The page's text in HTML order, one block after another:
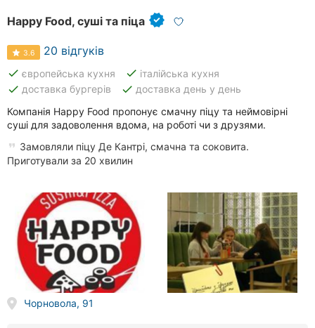
Happy Food, суші та піца
3.6 20 відгуків
done європейська кухня done італійська кухня
done доставка бургерів done доставка день у день
Компанія Happy Food пропонує смачну піцу та неймовірні
суші для задоволення вдома, на роботі чи з друзями.
Замовляли піцу Де Кантрі, смачна та соковита.
Приготували за 20 хвилин
Чорновола, 91